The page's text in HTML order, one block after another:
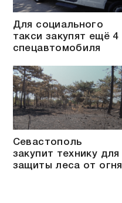
Для социального
такси закупят ещё 4
спецавтомобиля
Севастополь
закупит технику для
защиты леса от огня